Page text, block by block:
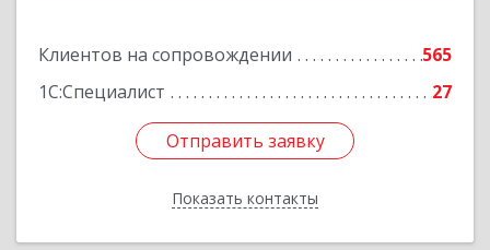
Клиентов на сопровождении
565
1С:Специалист
27
Отправить заявку
Показать контакты
Отправить заявку
Назад